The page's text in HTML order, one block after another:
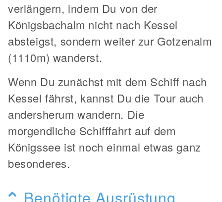
verlängern, indem Du von der
Königsbachalm nicht nach Kessel
absteigst, sondern weiter zur Gotzenalm
(1110m) wanderst.
Wenn Du zunächst mit dem Schiff nach
Kessel fährst, kannst Du die Tour auch
andersherum wandern. Die
morgendliche Schifffahrt auf dem
Königssee ist noch einmal etwas ganz
besonderes.
Benötigte Ausrüstung